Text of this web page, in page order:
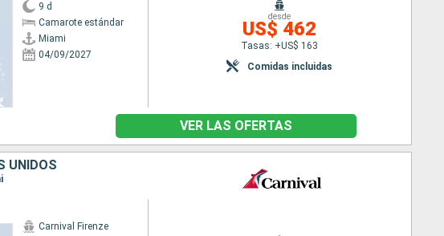
9 d
Camarote estándar
Miami
04/09/2027
desde
US$ 462
Tasas: +US$ 163
Comidas incluidas
VER LAS OFERTAS
UNIDOS
Carnival Firenze